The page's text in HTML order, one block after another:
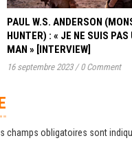
PAUL W.S. ANDERSON
HUNTER) : « JE NE SUIS PAS
MAN » [INTERVIEW]
16 septembre 2023 / 0 Comment
champs obligatoires sont